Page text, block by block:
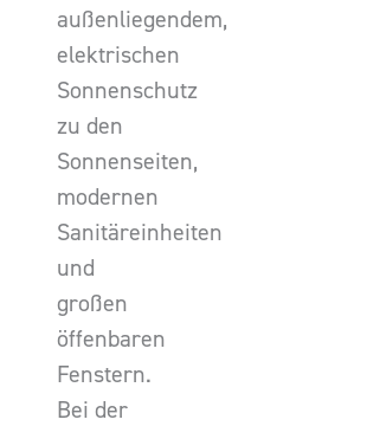
außenliegendem,
elektrischen
Sonnenschutz
zu den
Sonnenseiten,
modernen
Sanitäreinheiten
und
großen
öffenbaren
Fenstern.
Bei der